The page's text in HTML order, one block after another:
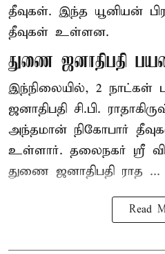
தீவுகள். இந்த யூனியன்
தீவுகள் உள்ளன.
துணை ஜனாதிபதி
இந்நிலையில், 2
ஜனாதிபதி சி.பி.
அந்தமான் நிகோபார்
உள்ளார். தலைநகர் ஸ்ரீ
துணை ஜனாதிபதி ராத ...
Read